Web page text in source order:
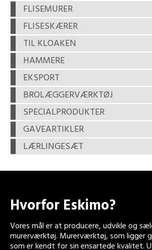
FLISEMURER
FLISESKÆRER
TIL KLOAKEN
HAMMERE
EKSPORT
BROLÆGGERVÆRKTØJ
SPECIALPRODUKTER
GAVEARTIKLER
LÆRLINGESÆT
Hvorfor Eskimo?
Vores mål er at producere, udvikle og
murerværktøj. Murerværktøj, som ligger
som er kendt for sin ensartede kvalitet.